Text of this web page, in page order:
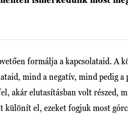
formálja a kapcsolataid. A
mind a negatív, mind pedig a
akár elutasításban volt részed,
különít el, ezeket fogjuk most